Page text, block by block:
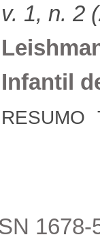
v. 1, n. 2
Infantil
RESUMO